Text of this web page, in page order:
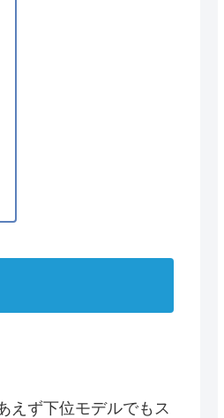
えず下位モデルでもス